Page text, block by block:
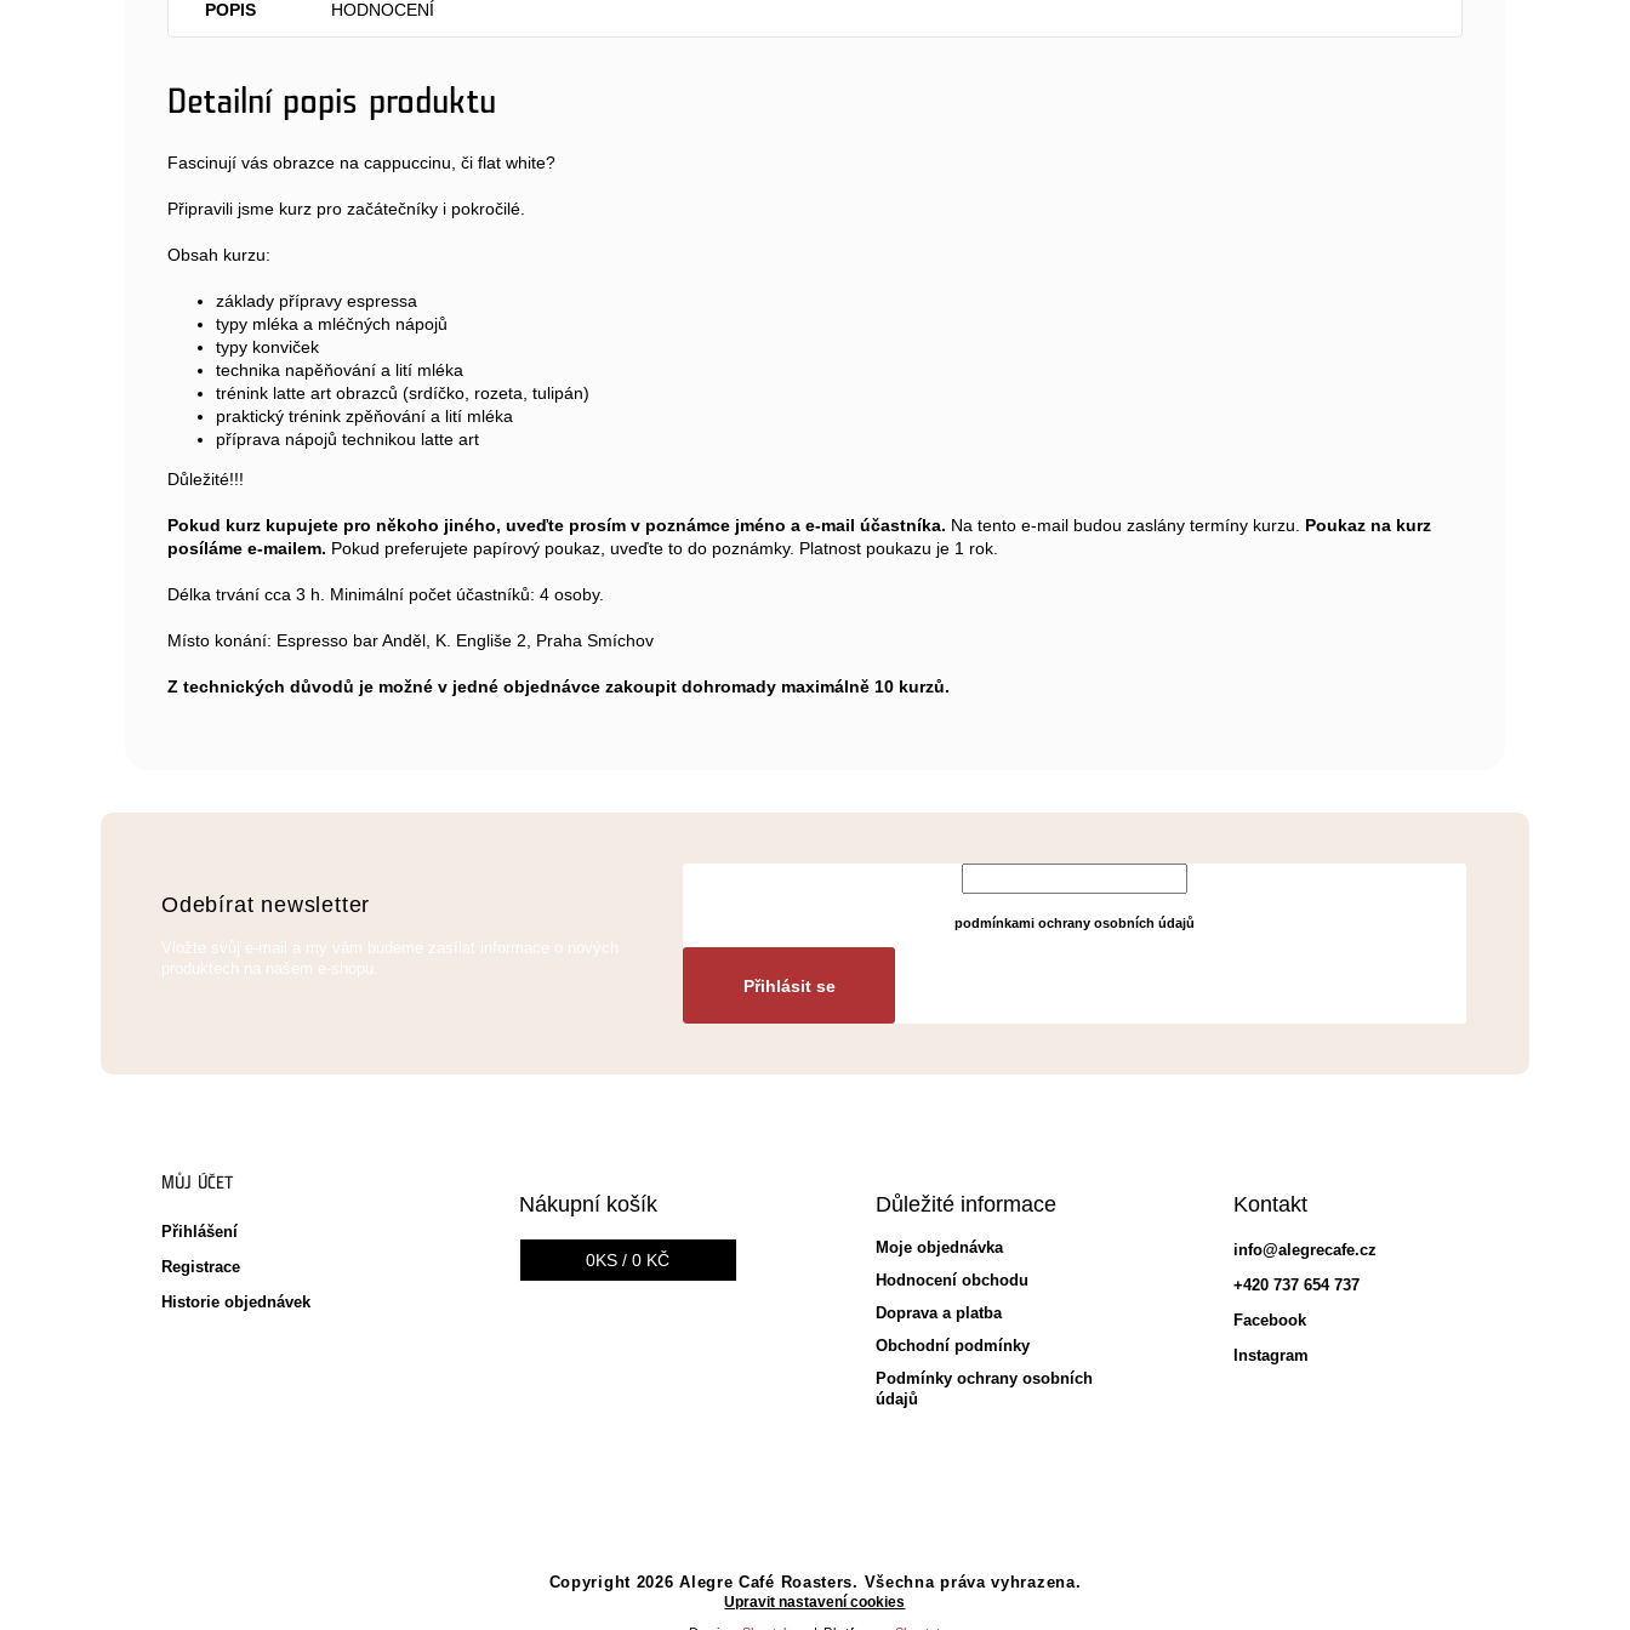
POPIS HODNOCENÍ
Detailní popis produktu
Fascinují vás obrazce na cappuccinu, či flat white?
Připravili jsme kurz pro začátečníky i pokročilé.
Obsah kurzu:
základy přípravy espressa
typy mléka a mléčných nápojů
typy konviček
technika napěňování a lití mléka
trénink latte art obrazců (srdíčko, rozeta, tulipán)
praktický trénink zpěňování a lití mléka
příprava nápojů technikou latte art
Důležité!!!
Pokud kurz kupujete pro někoho jiného, uveďte prosím v poznámce jméno a e-mail účastníka. Na tento e-mail budou zaslány termíny kurzu. Poukaz na kurz
posíláme e-mailem. Pokud preferujete papírový poukaz, uveďte to do poznámky. Platnost poukazu je 1 rok.
Délka trvání cca 3 h. Minimální počet účastníků: 4 osoby.
Místo konání: Espresso bar Anděl, K. Engliše 2, Praha Smíchov
Z technických důvodů je možné v jedné objednávce zakoupit dohromady maximálně 10 kurzů.
Odebírat newsletter
Vložte svůj e-mail a my vám budeme zasílat informace o nových
produktech na našem e-shopu.
podmínkami ochrany osobních údajů
Přihlásit se
MŮJ ÚČET
Přihlášení
Registrace
Historie objednávek
Nákupní košík
0KS / 0 KČ
Důležité informace
Moje objednávka
Hodnocení obchodu
Doprava a platba
Obchodní podmínky
Podmínky ochrany osobních
údajů
Kontakt
info@alegrecafe.cz
+420 737 654 737
Facebook
Instagram
Copyright 2026Alegre Café Roasters. Všechna práva vyhrazena.
Upravit nastavení cookies